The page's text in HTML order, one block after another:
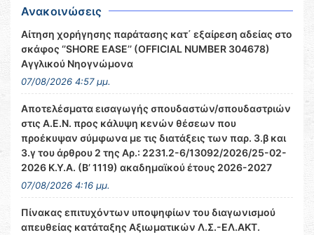
Ανακοινώσεις
Αίτηση χορήγησης παράτασης κατ΄ εξαίρεση αδείας στο
σκάφος ‘’SHORE EASE’’ (OFFICIAL NUMBER 304678)
Αγγλικού Νηογνώμονα
07/08/2026 4:57 μμ.
Αποτελέσματα εισαγωγής σπουδαστών/σπουδαστριών
στις Α.Ε.Ν. προς κάλυψη κενών θέσεων που
προέκυψαν σύμφωνα με τις διατάξεις των παρ. 3.β και
3.γ του άρθρου 2 της Αρ.: 2231.2-6/13092/2026/25-02-
2026 Κ.Υ.Α. (Β’ 1119) ακαδημαϊκού έτους 2026-2027
07/08/2026 4:16 μμ.
Πίνακας επιτυχόντων υποψηφίων του διαγωνισμού
απευθείας κατάταξης Αξιωματικών Λ.Σ.-ΕΛ.ΑΚΤ.